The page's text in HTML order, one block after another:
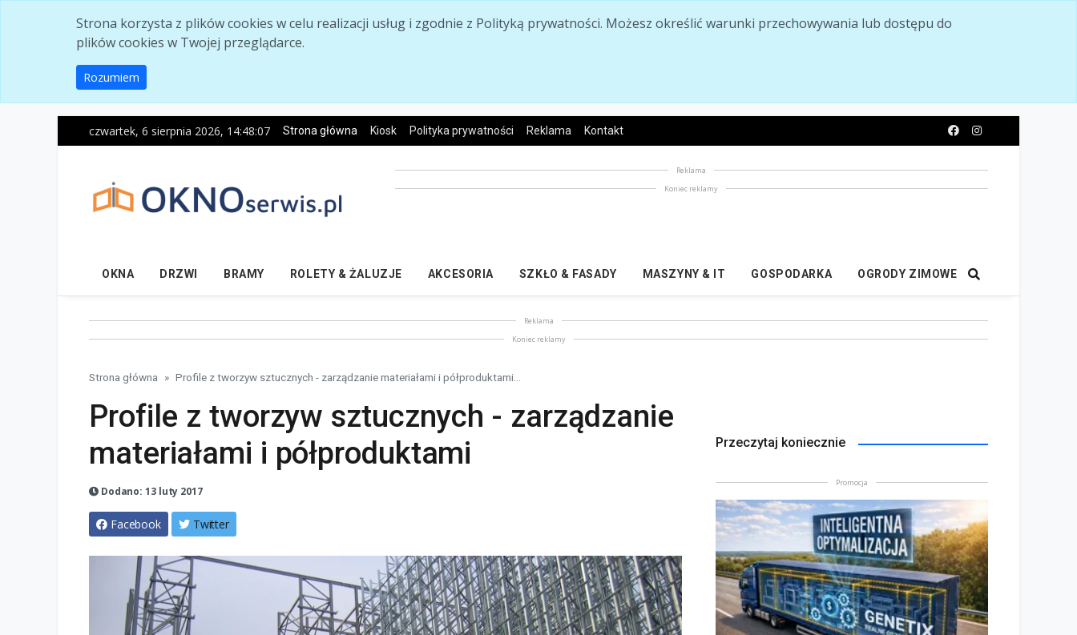
Strona korzysta z plików cookies w celu realizacji usług i zgodnie z Polityką prywatności. Możesz określić warunki przechowywania lub dostępu do
plików cookies w Twojej przeglądarce.
Rozumiem
czwartek, 6 sierpnia 2026, 14:48:08 Strona główna Kiosk Polityka prywatności Reklama Kontakt
Reklama
Koniec reklamy
OKNA DRZWI BRAMY ROLETY & ŻALUZJE AKCESORIA SZKŁO & FASADY MASZYNY & IT GOSPODARKA OGRODY ZIMOWE
Reklama
Koniec reklamy
Strona główna Profile z tworzyw sztucznych - zarządzanie materiałami i półproduktami...
Profile z tworzyw sztucznych - zarządzanie
materiałami i półproduktami
Dodano: 13 luty 2017
Facebook Twitter
Przeczytaj koniecznie
Promocja